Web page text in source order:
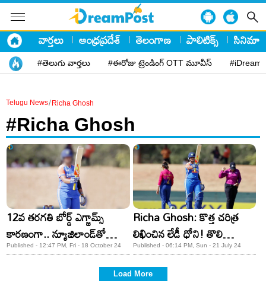
వార్తలు ఆంధ్రప్రదేశ్ తెలంగాణ పాలిటిక్స్ సినిమా
#తెలుగు వార్తలు #ఈరోజు ట్రెండింగ్ OTT మూవీస్
Telugu News/ Richa Ghosh
#Richa Ghosh
12వ తరగతి బోర్డ్‌ ఎగ్జామ్స్‌
కారణంగా.. న్యూజిలాండ్‌తో
సిరీస్‌కు దూరమైన భారత క్రికెటర్‌
Published - 12:47 PM, Fri - 18 October 24
Richa Ghosh: కొత్త చరిత్ర
లిఖించిన లేడీ ధోని! తొలి
క్రికెటర్‌గా రికార్డు..
Published - 06:14 PM, Sun - 21 July 24
Load More